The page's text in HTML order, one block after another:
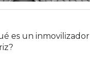
es un inmovilizador